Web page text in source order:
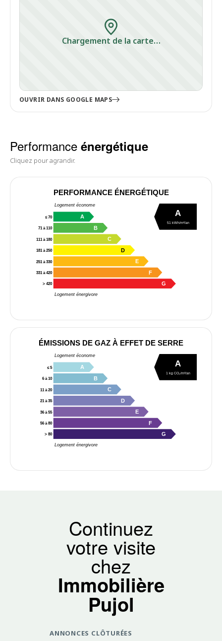
Chargement de la carte…
OUVRIR DANS GOOGLE MAPS
Performance énergétique
Cliquez pour agrandir.
PERFORMANCE ÉNERGÉTIQUE
Logement économe
Logement énergivore
≤ 70 A
71 à 110 B
111 à 180 C
181 à 250 D
251 à 330 E
331 à 420 F
> 420 G
A
51 kWh/m²/an
ÉMISSIONS DE GAZ À EFFET DE SERRE
Logement économe
Logement énergivore
≤ 5 A
6 à 10 B
11 à 20 C
21 à 35 D
36 à 55 E
56 à 80 F
> 80 G
A
1 kg CO₂/m²/an
Continuez
votre visite
chez
Immobilière
Pujol
ANNONCES CLÔTURÉES